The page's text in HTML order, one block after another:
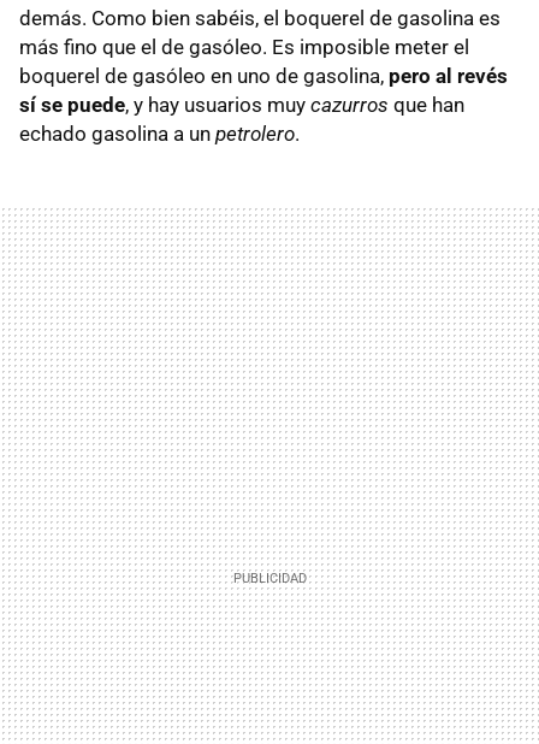
demás. Como bien sabéis, el boquerel de gasolina es
más fino que el de gasóleo. Es imposible meter el
boquerel de gasóleo en uno de gasolina, pero al revés
sí se puede, y hay usuarios muy cazurros que han
echado gasolina a un petrolero.